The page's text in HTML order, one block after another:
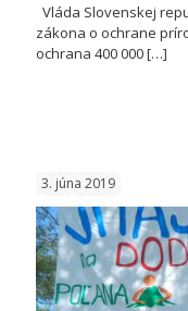
Vláda Slovenskej
zákona o ochrane
ochrana 400 000[…]
3. júna 2019